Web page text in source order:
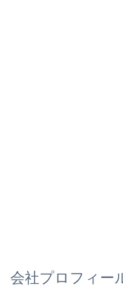
会社プロフィー